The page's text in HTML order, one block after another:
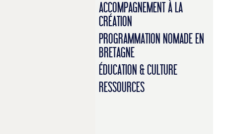
ACCOMPAGNEMENT À LA
CRÉATION
PROGRAMMATION NOMADE EN
BRETAGNE
ÉDUCATION & CULTURE
RESSOURCES